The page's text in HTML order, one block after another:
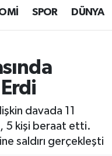
SPOR DÜNYA
davada 11
5 kişi beraat etti.
saldırı gerçekleşti
Fikstür